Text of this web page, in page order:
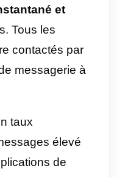
peut-
le flux des
critique afin que